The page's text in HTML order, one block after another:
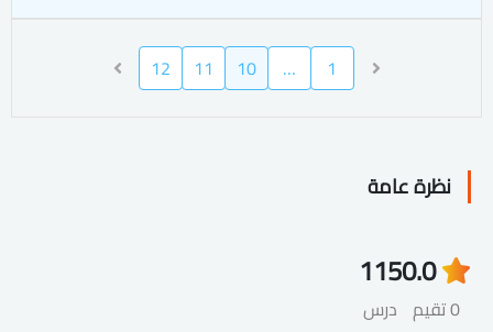
1
…
10
11
12
نظرة عامة
0.0
0 تقيم
115
درس